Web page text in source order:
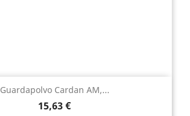
Guardapolvo Cardan AM,...
Precio
15,63 €